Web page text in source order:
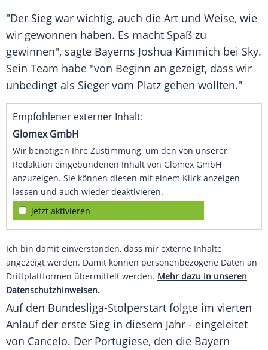
"Der Sieg war wichtig, auch die Art und Weise, wie
wir gewonnen haben. Es macht Spaß zu
gewinnen", sagte Bayerns Joshua Kimmich bei Sky.
Sein Team habe "von Beginn an gezeigt, dass wir
unbedingt als Sieger vom Platz gehen wollten."
Empfohlener externer Inhalt:
Glomex GmbH
Wir benötigen Ihre Zustimmung, um den von unserer
Redaktion eingebundenen Inhalt von Glomex GmbH
anzuzeigen. Sie können diesen mit einem Klick anzeigen
lassen und auch wieder deaktivieren.
jetzt aktivieren
Ich bin damit einverstanden, dass mir externe Inhalte
angezeigt werden. Damit können personenbezogene Daten an
Drittplattformen übermittelt werden. Mehr dazu in unseren
Datenschutzhinweisen.
Auf den Bundesliga-Stolperstart folgte im vierten
Anlauf der erste Sieg in diesem Jahr - eingeleitet
von Cancelo. Der Portugiese, den die Bayern